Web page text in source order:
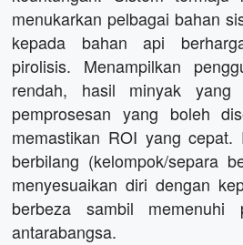
menukarkan pelbagai bahan
kepada bahan api
pirolisis. Menampilkan
rendah, hasil minyak
pemprosesan yang boleh
memastikan ROI yang
berbilang (kelompok/separa
menyesuaikan diri dengan
berbeza sambil memenuhi
antarabangsa.